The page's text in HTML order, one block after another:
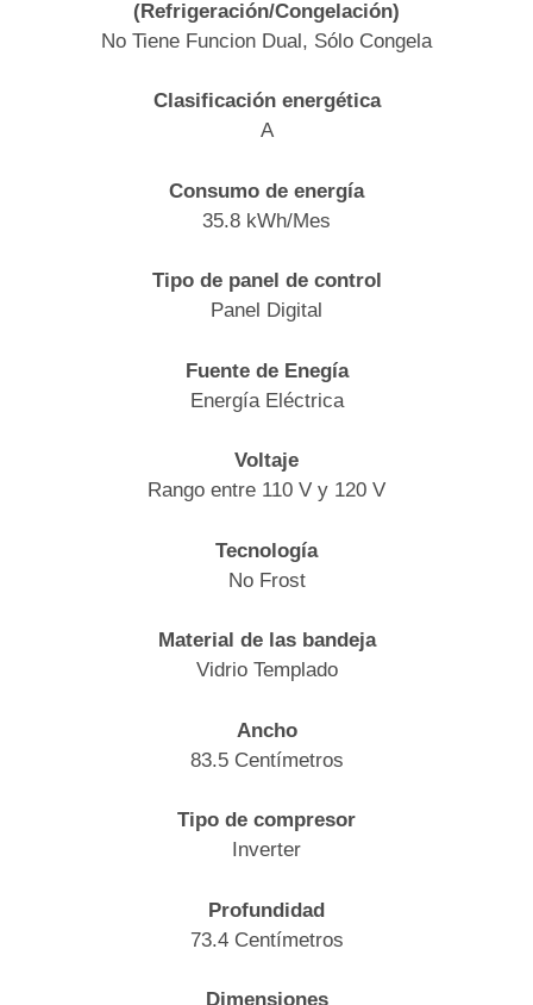
(Refrigeración/Congelación)
No Tiene Funcion Dual, Sólo Congela
Clasificación energética
A
Consumo de energía
35.8 kWh/Mes
Tipo de panel de control
Panel Digital
Fuente de Enegía
Energía Eléctrica
Voltaje
Rango entre 110 V y 120 V
Tecnología
No Frost
Material de las bandeja
Vidrio Templado
Ancho
83.5 Centímetros
Tipo de compresor
Inverter
Profundidad
73.4 Centímetros
Dimensiones